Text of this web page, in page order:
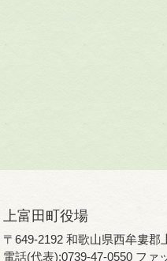
上富田町役場
〒649-2192 和歌山県西牟婁郡
電話(代表):0739-47-0550 ファ